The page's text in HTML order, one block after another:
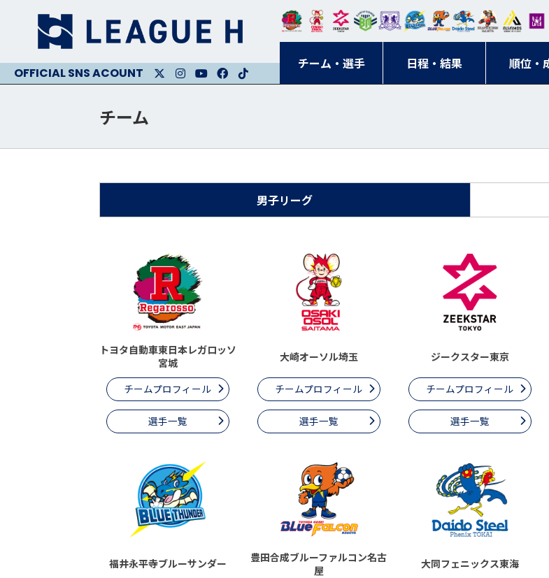
チーム・選手 日程・結果 順位・
東日
本レ
ガロ
オー
ソル
埼玉
クス
ター
東京
BM
ドリ
ーム
ス
寺ブ
ルー
サン
ーフ
ァル
コン
ニッ キン
ス大
阪
チーム
男子リーグ
トヨタ自動車東日本レガロッソ
宮城
チームプロフィール
選手一覧
大崎オーソル埼玉
チームプロフィール
選手一覧
ジークスター東京
チームプロフィール
選手一覧
福井永平寺ブルーサンダー
豊田合成ブルーファルコン名古
屋
大同フェニックス東海